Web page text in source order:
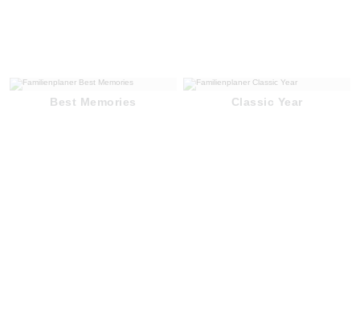
Best Memories Classic Year